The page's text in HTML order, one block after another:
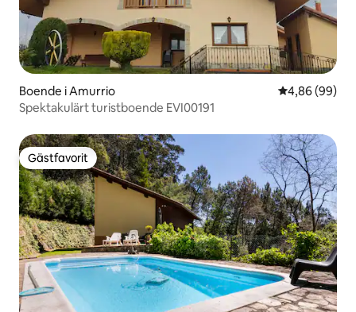
Boende i Amurrio 4,86 av 5 i
4,86 (99)
Spektakulärt turistboende EVI00191
Gästfavorit
Gästfavorit